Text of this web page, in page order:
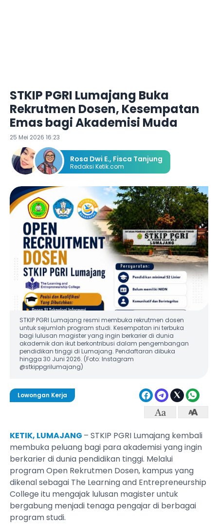
STKIP PGRI Lumajang Buka
Rekrutmen Dosen, Kesempatan
Emas bagi Akademisi Muda
25 Mei 2026 16:23
Rosa Dwi E., Fisca Tanjung
Redaksi Ketik.com
STKIP PGRI Lumajang resmi membuka rekrutmen dosen
untuk sejumlah program studi. Kesempatan ini terbuka
bagi lulusan magister yang ingin berkarier di dunia
akademik dan ikut berkontribusi dalam pengembangan
pendidikan tinggi di Lumajang. Pendaftaran dibuka
hingga 30 Juni 2026. (Foto: Instagram
@stkippgrilumajang)
Lowongan Kerja
KETIK, LUMAJANG – STKIP PGRI Lumajang kembali
membuka peluang bagi para akademisi yang ingin
berkarier di dunia pendidikan tinggi. Melalui
program Open Rekrutmen Dosen, kampus yang
dikenal sebagai The Learning and Entrepreneurship
College itu mengajak lulusan magister untuk
bergabung menjadi tenaga pengajar di berbagai
program studi.